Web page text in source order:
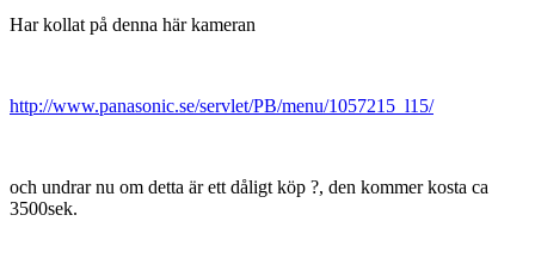
Har kollat på denna här kameran
http://www.panasonic.se/servlet/PB/menu/1057215_l15/
och undrar nu om detta är ett dåligt köp ?, den kommer kosta ca
3500sek.